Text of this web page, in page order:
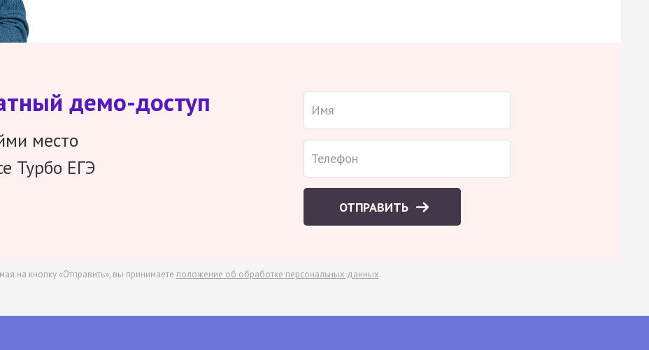
демо-доступ
место
Турбо ЕГЭ
ОТПРАВИТЬ
на кнопку «Отправить», вы принимаете положение об обработке персональных данных.